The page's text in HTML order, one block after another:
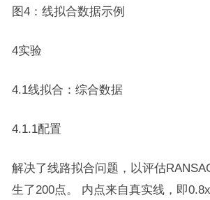
图4：线拟合数据示例
4实验
4.1线拟合：综合数据
4.1.1配置
解决了线路拟合问题，以评估
生了200点。 内点来自真实线，即